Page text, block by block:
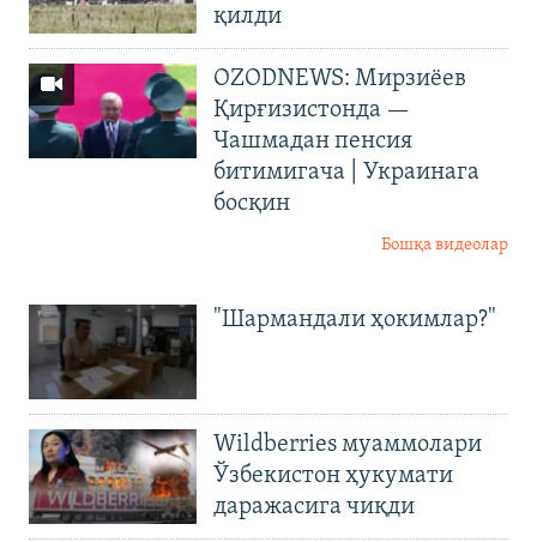
қилди
OZODNEWS: Мирзиёев
Қирғизистонда —
Чашмадан пенсия
битимигача | Украинага
босқин
Бошқа видеолар
"Шармандали ҳокимлар?"
Wildberries муаммолари
Ўзбекистон ҳукумати
даражасига чиқди